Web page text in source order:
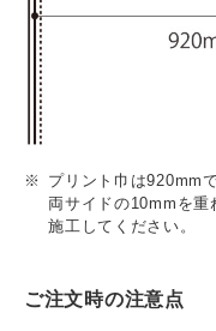
プリント巾は920mmで
両サイドの10mmを重
施工してください。
ご注文時の注意点